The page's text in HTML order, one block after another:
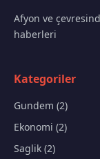
Afyon ve
haberleri
Kategoriler
Gundem (2)
Ekonomi (2)
Saglik (2)